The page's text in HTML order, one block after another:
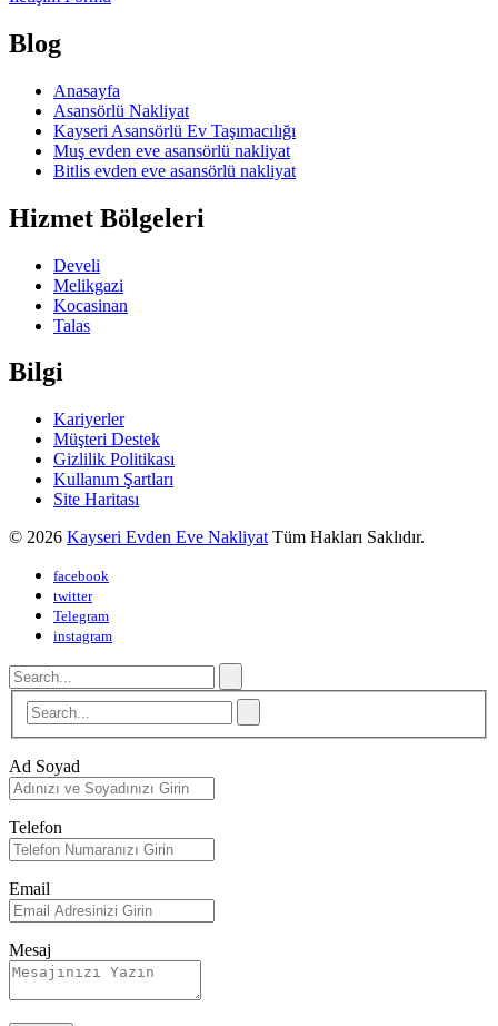
Blog
Anasayfa
Asansörlü Nakliyat
Kayseri Asansörlü Ev Taşımacılığı
Muş evden eve asansörlü nakliyat
Bitlis evden eve asansörlü nakliyat
Hizmet Bölgeleri
Develi
Melikgazi
Kocasinan
Talas
Bilgi
Kariyerler
Müşteri Destek
Gizlilik Politikası
Kullanım Şartları
Site Haritası
© 2026 Kayseri Evden Eve Nakliyat Tüm Hakları Saklıdır.
facebook
twitter
Telegram
instagram
Ad Soyad
Telefon
Email
Mesaj